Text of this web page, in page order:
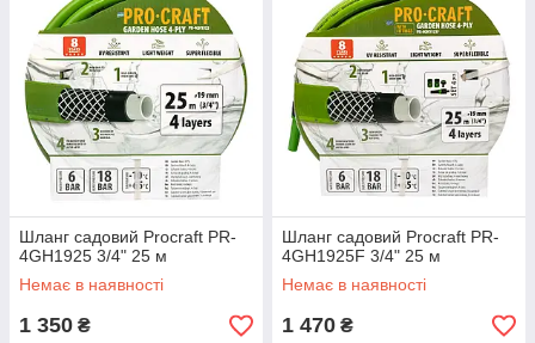
Шланг садовий Procraft PR-
4GH1925 3/4" 25 м
Немає в наявності
1 350 ₴
Шланг садовий Procraft PR-
4GH1925F 3/4" 25 м
Немає в наявності
1 470 ₴